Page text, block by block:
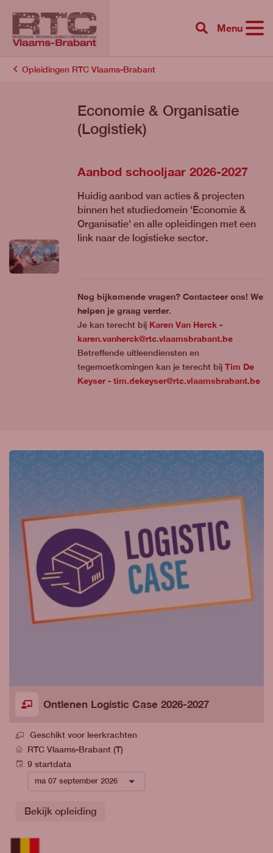
{{ Menu
Opleidingen RTC Vlaams-Brabant
Economie & Organisatie
(Logistiek)
Aanbod schooljaar 2026-2027
Huidig aanbod van acties & projecten
binnen het studiedomein 'Economie &
Organisatie' en alle opleidingen met een
link naar de logistieke sector.
Nog bijkomende vragen? Contacteer ons! We
helpen je graag verder.
Je kan terecht bij Karen Van Herck -
karen.vanherck@rtc.vlaamsbrabant.be
Betreffende uitleendiensten en
tegemoetkomingen kan je terecht bij Tim De
Keyser- tim.dekeyser@rtc.vlaamsbrabant.be
Ontlenen Logistic Case 2026-2027
Geschikt voor leerkrachten
RTC Vlaams-Brabant (T)
9 startdata
Bekijk opleiding